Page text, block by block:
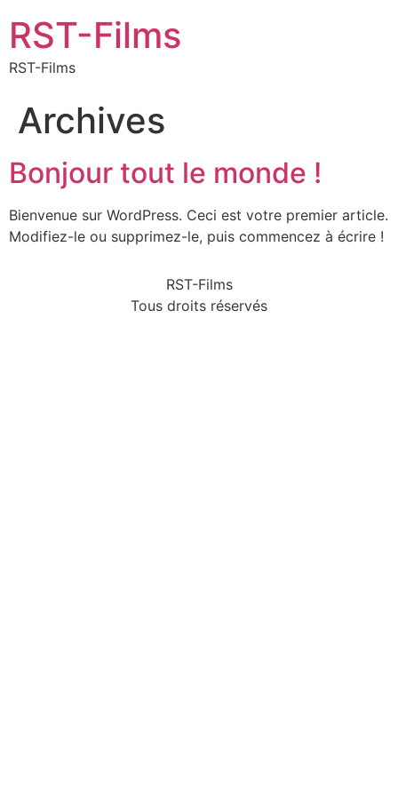
RST-Films
RST-Films
Archives
Bonjour tout le monde !
Bienvenue sur WordPress. Ceci est votre premier article.
Modifiez-le ou supprimez-le, puis commencez à écrire !
RST-Films
Tous droits réservés